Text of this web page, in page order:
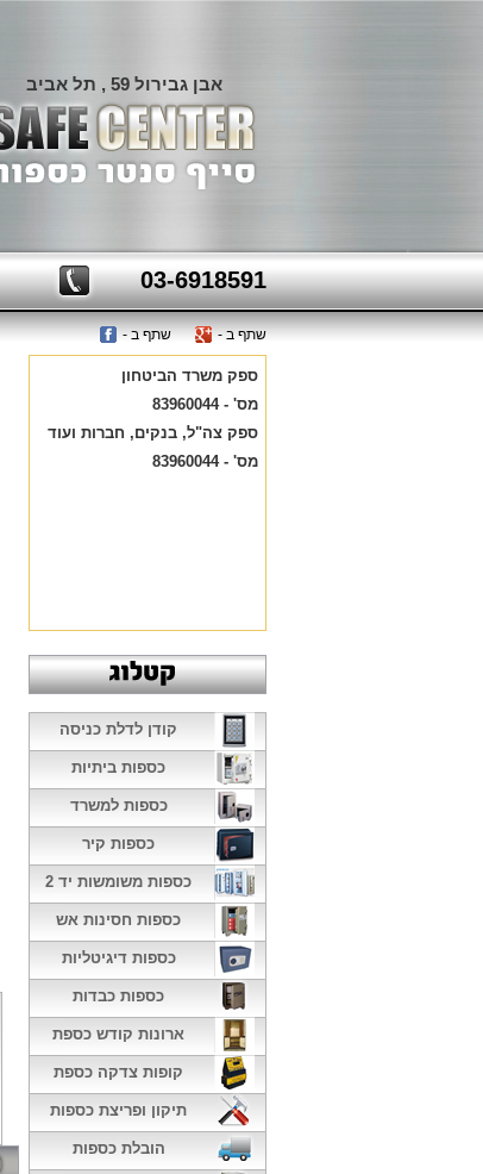
אבן גבירול 59 , תל אביב
03-6918591
שתף ב - שתף ב -
ספק משרד הביטחון
מס' - 83960044
ספק צה"ל, בנקים, חברות ועוד
מס' - 83960044
קודן לדלת כניסה
כספות ביתיות
כספות למשרד
כספות קיר
כספות משומשות יד 2
כספות חסינות אש
כספות דיגיטליות
כספות כבדות
ארונות קודש כספת
קופות צדקה כספת
תיקון ופריצת כספות
הובלת כספות